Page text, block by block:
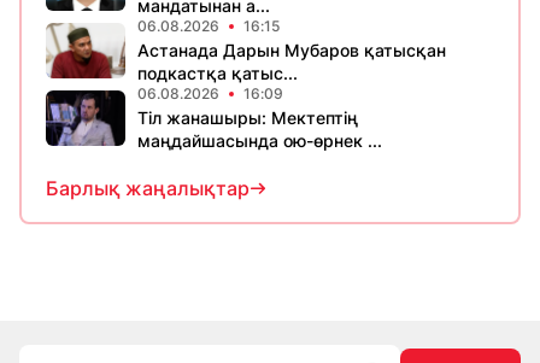
мандатынан а...
06.08.2026 16:15
Астанада Дарын Мубаров қатысқан
подкастқа қатыс...
06.08.2026 16:09
Тіл жанашыры: Мектептің
маңдайшасында ою-өрнек ...
Барлық жаңалықтар